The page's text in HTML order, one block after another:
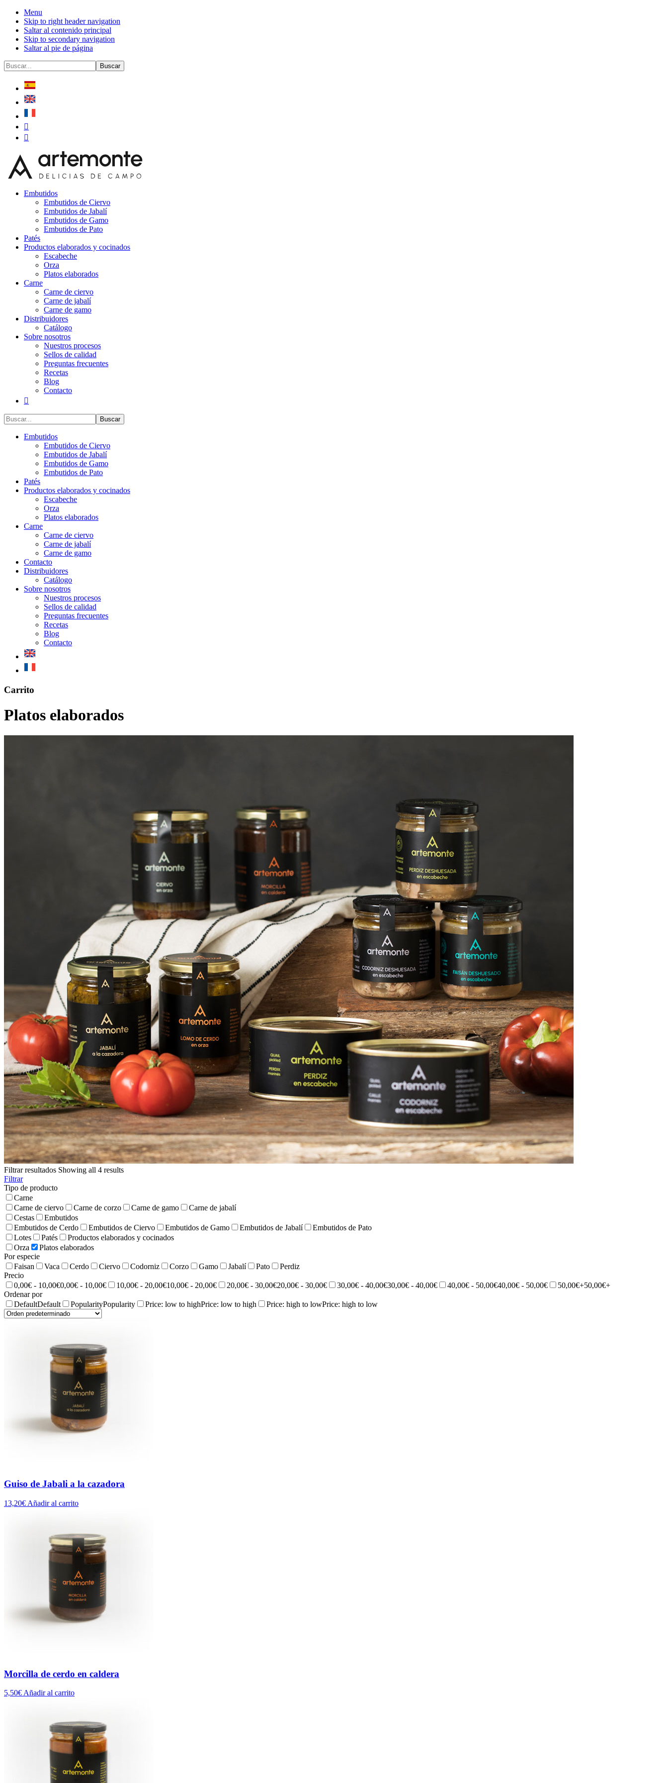
Menu
Skip to right header navigation
Saltar al contenido principal
Skip to secondary navigation
Saltar al pie de página
Before
Header
Buscar...
Embutidos
Embutidos de Ciervo
Embutidos de Jabalí
Embutidos de Gamo
Embutidos de Pato
Patés
Productos elaborados y cocinados
Escabeche
Orza
Platos elaborados
Carne
Carne de ciervo
Carne de jabalí
Carne de gamo
Distribuidores
Catálogo
Sobre nosotros
Nuestros procesos
Sellos de calidad
Preguntas frecuentes
Recetas
Blog
Contacto
Buscar...
Embutidos
Embutidos de Ciervo
Embutidos de Jabalí
Embutidos de Gamo
Embutidos de Pato
Patés
Productos elaborados y cocinados
Escabeche
Orza
Platos elaborados
Carne
Carne de ciervo
Carne de jabalí
Carne de gamo
Contacto
Distribuidores
Catálogo
Sobre nosotros
Nuestros procesos
Sellos de calidad
Preguntas frecuentes
Recetas
Blog
Contacto
Mobile
Carrito
Platos elaborados
Filtrar resultados Showing all 4 results
Filtrar
Tipo de producto
Carne
Carne de ciervo
Carne de corzo Carne de gamo
Carne de jabalí
Cestas
Embutidos
Embutidos de Cerdo
Embutidos de Ciervo Embutidos de Gamo Embutidos de Jabalí
Embutidos de Pato
Lotes
Patés
Productos elaborados y cocinados
Orza
Platos elaborados
Por especie
Faisan
Vaca Cerdo Ciervo Codorniz Corzo Gamo Jabalí Pato
Perdiz
Precio
0,00€ - 10,00€0,00€ - 10,00€ 10,00€ - 20,00€10,00€ - 20,00€ 20,00€ - 30,00€20,00€ - 30,00€ 30,00€ - 40,00€30,00€ - 40,00€ 40,00€ - 50,00€40,00€ - 50,00€ 50,00€+50,00€+
Ordenar por
DefaultDefault PopularityPopularity Price: low to highPrice: low to high Price: high to lowPrice: high to low
Guiso de Jabali a la cazadora
13,20€ Añadir al carrito
Morcilla de cerdo en caldera
5,50€Añadir al carrito